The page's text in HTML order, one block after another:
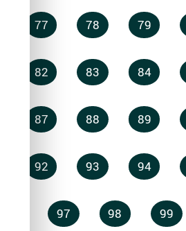
77 78 79
82 83 84
87 88 89
92 93 94
97 98 99